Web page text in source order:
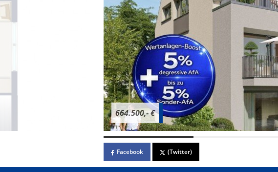
664.500,- €
Facebook (Twitter)